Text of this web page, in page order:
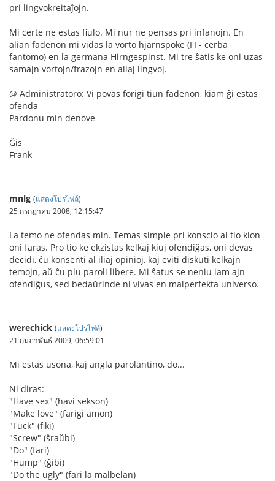
pri lingvokreitaĵojn.
Mi certe ne estas fiulo. Mi nur ne pensas pri infanojn. En
alian fadenon mi vidas la vorto hjärnspöke (FI - cerba
fantomo) en la germana Hirngespinst. Mi tre ŝatis ke oni uzas
samajn vortojn/frazojn en aliaj lingvoj.
@ Administratoro: Vi povas forigi tiun fadenon, kiam ĝi estas
ofenda
Pardonu min denove
Ĝis
Frank
mnlg (แสดงโปรไฟล์)
25 กรกฎาคม 2008, 12:15:47
La temo ne ofendas min. Temas simple pri konscio al tio kion
oni faras. Pro tio ke ekzistas kelkaj kiuj ofendiĝas, oni devas
decidi, ĉu konsenti al iliaj opinioj, kaj eviti diskuti kelkajn
temojn, aŭ ĉu plu paroli libere. Mi ŝatus se neniu iam ajn
ofendiĝus, sed bedaŭrinde ni vivas en malperfekta universo.
werechick (แสดงโปรไฟล์)
21 กุมภาพันธ์ 2009, 06:59:01
Mi estas usona, kaj angla parolantino, do...
Ni diras:
"Have sex" (havi sekson)
"Make love" (farigi amon)
"Fuck" (fiki)
"Screw" (ŝraŭbi)
"Do" (fari)
"Hump" (ĝibi)
"Do the ugly" (fari la malbelan)